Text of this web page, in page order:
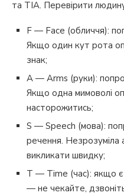
та ТІА. Перевірити
F — Face (обличчя):
Якщо один кут рота
знак;
A — Arms (руки):
Якщо одна мимоволі
насторожитись;
S — Speech (мова):
речення. Незрозуміла
викликати швидку;
T — Time (час): якщо є
— не чекайте,